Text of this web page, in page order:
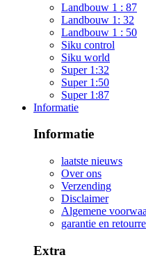
Landbouw 1 : 87
Landbouw 1: 32
Landbouw 1 : 50
Siku control
Siku world
Super 1:32
Super 1:50
Super 1:87
Informatie
Informatie
laatste nieuws
Over ons
Verzending
Disclaimer
Algemene
garantie en
Extra